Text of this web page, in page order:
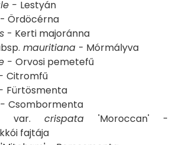
- Lestyán
- Ördöcérna
- Kerti majoránna
mauritiana - Mórmályva
- Orvosi pemetefű
Citromfű
Fürtösmenta
Csombormenta
var.crispata 'Moroccan' -
fajtája